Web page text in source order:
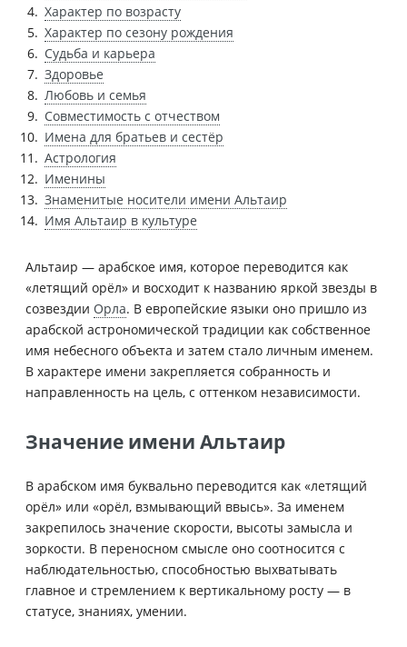
Характер по возрасту
Характер по сезону рождения
Судьба и карьера
Здоровье
Любовь и семья
Совместимость с отчеством
Имена для братьев и сестёр
Астрология
Именины
Знаменитые носители имени Альтаир
Имя Альтаир в культуре
Альтаир — арабское имя, которое переводится как
«летящий орёл» и восходит к названию яркой звезды в
созвездии Орла. В европейские языки оно пришло из
арабской астрономической традиции как собственное
имя небесного объекта и затем стало личным именем.
В характере имени закрепляется собранность и
направленность на цель, с оттенком независимости.
Значение имени Альтаир
В арабском имя буквально переводится как «летящий
орёл» или «орёл, взмывающий ввысь». За именем
закрепилось значение скорости, высоты замысла и
зоркости. В переносном смысле оно соотносится с
наблюдательностью, способностью выхватывать
главное и стремлением к вертикальному росту — в
статусе, знаниях, умении.